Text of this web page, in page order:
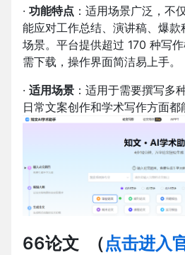
· 功能特点 ：适用场景广泛，不
能应对工作总结、演讲稿、爆
场景。平台提供超过 170 种写
需下载，操作界面简洁易上手。
· 适用场景 ：适用于需要撰写多
日常文案创作和学术写作方面都
66论文 （点击进入